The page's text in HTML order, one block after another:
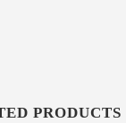
PRODUCTS